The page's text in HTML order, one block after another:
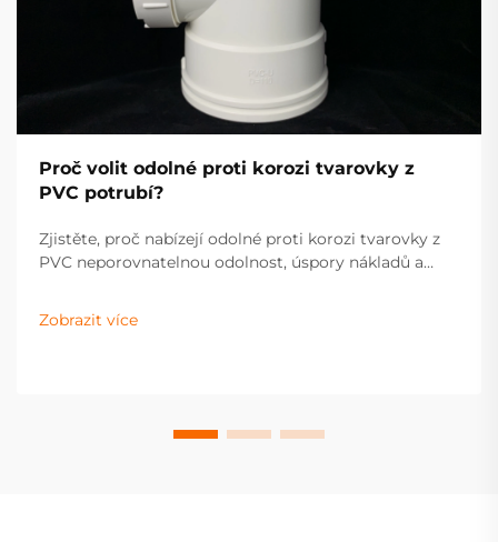
Proč volit odolné proti korozi tvarovky z
PVC potrubí?
Zjistěte, proč nabízejí odolné proti korozi tvarovky z
PVC neporovnatelnou odolnost, úspory nákladů a
Dozvědějte se více už teď.
Zobrazit více